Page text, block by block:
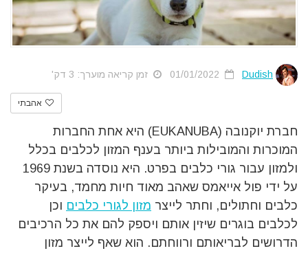
Dudish זמן קריאה מוערך: 3 דק'
אהבתי
חברת יוקנובה (EUKANUBA) היא אחת החברות
המוכרות והמובילות ביותר בענף המזון לכלבים בכלל
ולמזון עבור גורי כלבים בפרט. היא נוסדה בשנת 1969
על ידי פול אייאמס שאהב מאוד חיות מחמד, בעיקר
כלבים וחתולים, וחתר לייצר מזון לגורי כלבים וכן
לכלבים בוגרים שיזין אותם ויספק להם את כל הרכיבים
הדרושים לבריאותם ורווחתם. הוא שאף לייצר מזון